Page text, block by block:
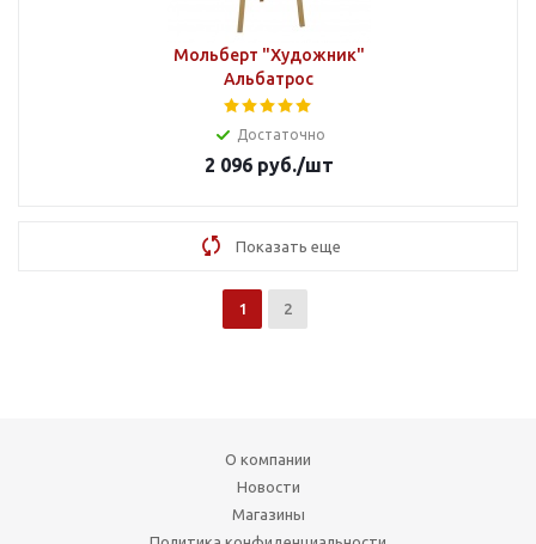
Мольберт "Художник"
Альбатрос
Достаточно
2 096руб./шт
Показать еще
1 2
О компании
Новости
Магазины